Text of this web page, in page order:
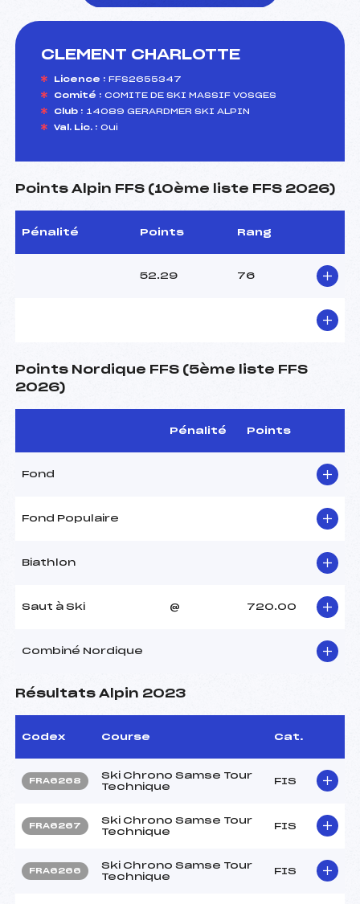
CLEMENT CHARLOTTE
Licence : FFS2655347
Comité : COMITE DE SKI MASSIF VOSGES
Club : 14089 GERARDMER SKI ALPIN
Val. Lic. : Oui
Points Alpin FFS (10ème liste FFS 2026)
Pénalité Points Rang
52.29 76
Points Nordique FFS (5ème liste FFS
2026)
Pénalité Points
Fond
Fond Populaire
Biathlon
Saut à Ski @ 720.00
Combiné Nordique
Résultats Alpin 2023
Codex Course Cat.
FRA6268
Ski Chrono Samse Tour
Technique
FIS
FRA6267
Ski Chrono Samse Tour
Technique
FIS
FRA6266
Ski Chrono Samse Tour
Technique
FIS